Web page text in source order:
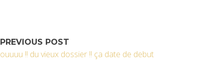
PREVIOUS POST
ouuuu !! du vieux dossier !! ça date de debut